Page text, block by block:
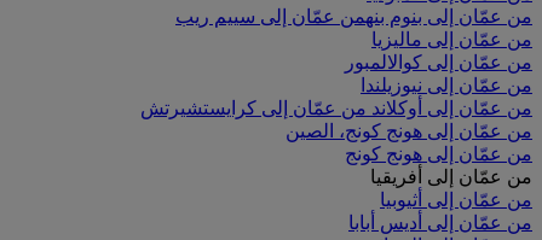
من عمّان إلى بنوم بنهمن عمّان إلى سييم ريب
من عمّان إلى ماليزيا
من عمّان إلى كوالالمبور
من عمّان إلى نيوزيلندا
من عمّان إلى أوكلاند من عمّان إلى كرايستشيرتش
من عمّان إلى هونج كونج، الصين
من عمّان إلى هونج كونج
من عمّان إلى أفريقيا
من عمّان إلى أثيوبيا
من عمّان إلى أديس أبابا